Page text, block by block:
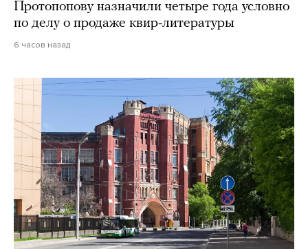
Протопопову назначили четыре года условно
по делу о продаже квир-литературы
6 часов назад